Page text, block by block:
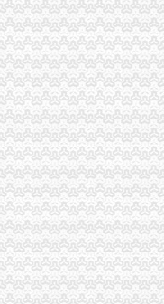
在线看
-姑苏平江易登网-重庆
工商信息查询
土伯工商信息查询
居
庆乐居
】_聘网
网